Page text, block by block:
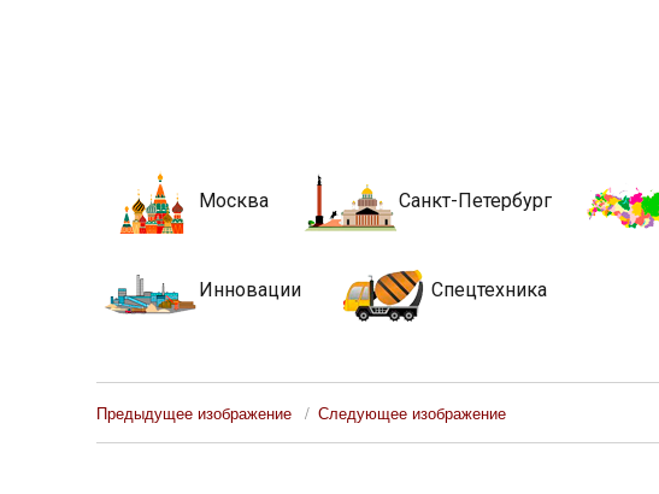
Новости
Москва Санкт-Петербург
Инновации Спецтехника
Предыдущее изображение Следующее изображение